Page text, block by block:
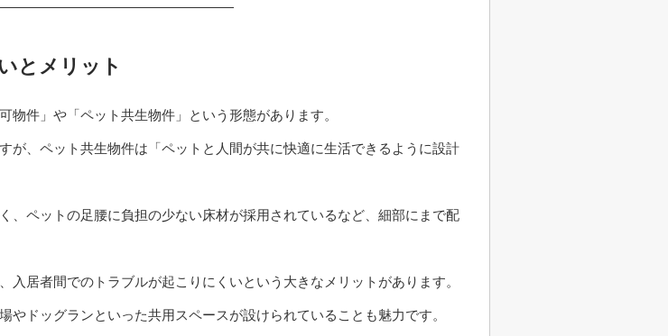
とメリット
件」や「ペット共生物件」という形態があります。
が、ペット共生物件は「ペットと人間が共に快適に生活できるように設計
、ペットの足腰に負担の少ない床材が採用されているなど、細部にまで配
居者間でのトラブルが起こりにくいという大きなメリットがあります。
ドッグランといった共用スペースが設けられていることも魅力です。